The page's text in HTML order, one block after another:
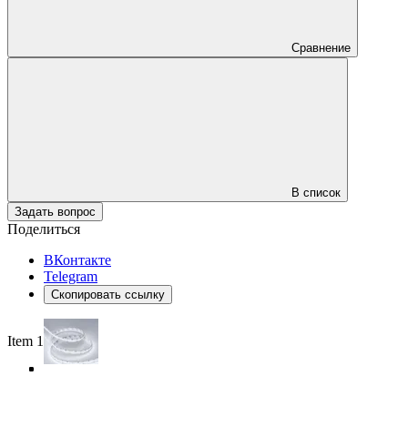
Сравнение
В список
Задать вопрос
Поделиться
ВКонтакте
Telegram
Скопировать ссылку
Item 1 of 4